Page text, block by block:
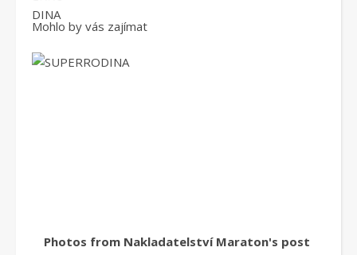
Mohlo by vás zajímat
Photos from Nakladatelství Maraton's post